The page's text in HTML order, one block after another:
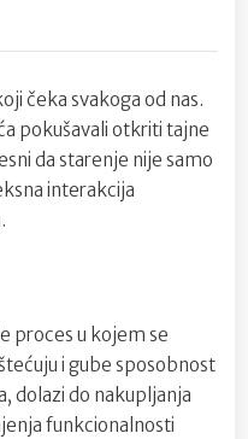
Kako
pomiriti
s
činjenicom
čeka svakoga od nas.
pokušavali otkriti tajne
da starenje nije samo
interakcija
proces u kojem se
i gube sposobnost
dolazi do nakupljanja
funkcionalnosti